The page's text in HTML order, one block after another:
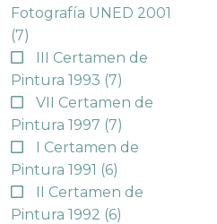
Fotografía UNED 2001
(7)
III Certamen de
Pintura 1993 (7)
VII Certamen de
Pintura 1997 (7)
I Certamen de
Pintura 1991 (6)
II Certamen de
Pintura 1992 (6)